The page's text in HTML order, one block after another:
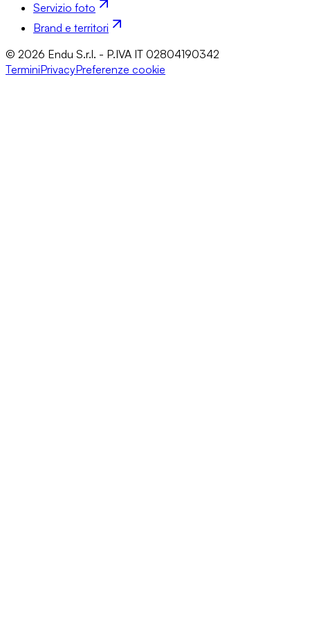
Servizio foto
Brand e territori
© 2026 Endu S.r.l. - P.IVA IT 02804190342
TerminiPrivacyPreferenze cookie